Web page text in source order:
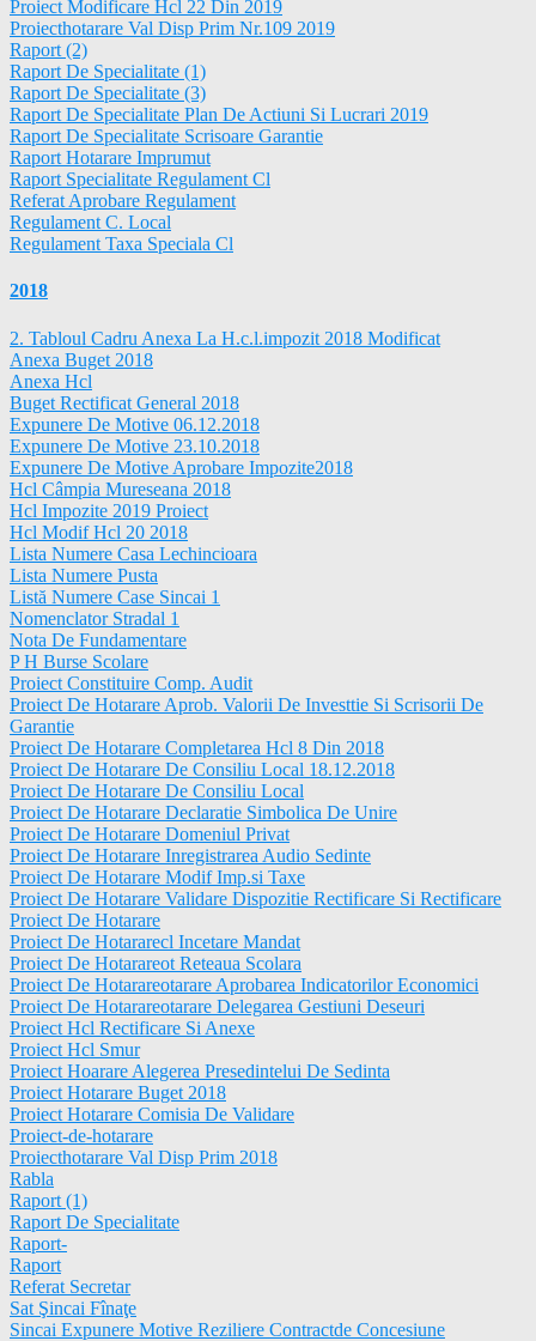
Proiect Modificare Hcl 22 Din 2019
Proiecthotarare Val Disp Prim Nr.109 2019
Raport (2)
Raport De Specialitate (1)
Raport De Specialitate (3)
Raport De Specialitate Plan De Actiuni Si Lucrari 2019
Raport De Specialitate Scrisoare Garantie
Raport Hotarare Imprumut
Raport Specialitate Regulament Cl
Referat Aprobare Regulament
Regulament C. Local
Regulament Taxa Speciala Cl
2018
2. Tabloul Cadru Anexa La H.c.l.impozit 2018 Modificat
Anexa Buget 2018
Anexa Hcl
Buget Rectificat General 2018
Expunere De Motive 06.12.2018
Expunere De Motive 23.10.2018
Expunere De Motive Aprobare Impozite2018
Hcl Câmpia Mureseana 2018
Hcl Impozite 2019 Proiect
Hcl Modif Hcl 20 2018
Lista Numere Casa Lechincioara
Lista Numere Pusta
Listă Numere Case Sincai 1
Nomenclator Stradal 1
Nota De Fundamentare
P H Burse Scolare
Proiect Constituire Comp. Audit
Proiect De Hotarare Aprob. Valorii De Investtie Si Scrisorii De
Garantie
Proiect De Hotarare Completarea Hcl 8 Din 2018
Proiect De Hotarare De Consiliu Local 18.12.2018
Proiect De Hotarare De Consiliu Local
Proiect De Hotarare Declaratie Simbolica De Unire
Proiect De Hotarare Domeniul Privat
Proiect De Hotarare Inregistrarea Audio Sedinte
Proiect De Hotarare Modif Imp.si Taxe
Proiect De Hotarare Validare Dispozitie Rectificare Si Rectificare
Proiect De Hotarare
Proiect De Hotararecl Incetare Mandat
Proiect De Hotarareot Reteaua Scolara
Proiect De Hotarareotarare Aprobarea Indicatorilor Economici
Proiect De Hotarareotarare Delegarea Gestiuni Deseuri
Proiect Hcl Rectificare Si Anexe
Proiect Hcl Smur
Proiect Hoarare Alegerea Presedintelui De Sedinta
Proiect Hotarare Buget 2018
Proiect Hotarare Comisia De Validare
Proiect-de-hotarare
Proiecthotarare Val Disp Prim 2018
Rabla
Raport (1)
Raport De Specialitate
Raport-
Raport
Referat Secretar
Sat Şincai Fînaţe
Sincai Expunere Motive Reziliere Contractde Concesiune